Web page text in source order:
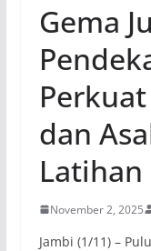
Gema
dan
Latihan
November 2, 2025
Jambi (1/11) –